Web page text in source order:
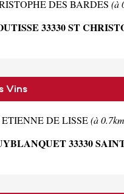
DES BARDES (à
33330 ST
Vins
DE LISSE(à
33330